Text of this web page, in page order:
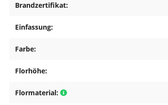
Brandzertifikat:
Einfassung:
Farbe:
Florhöhe:
Flormaterial: